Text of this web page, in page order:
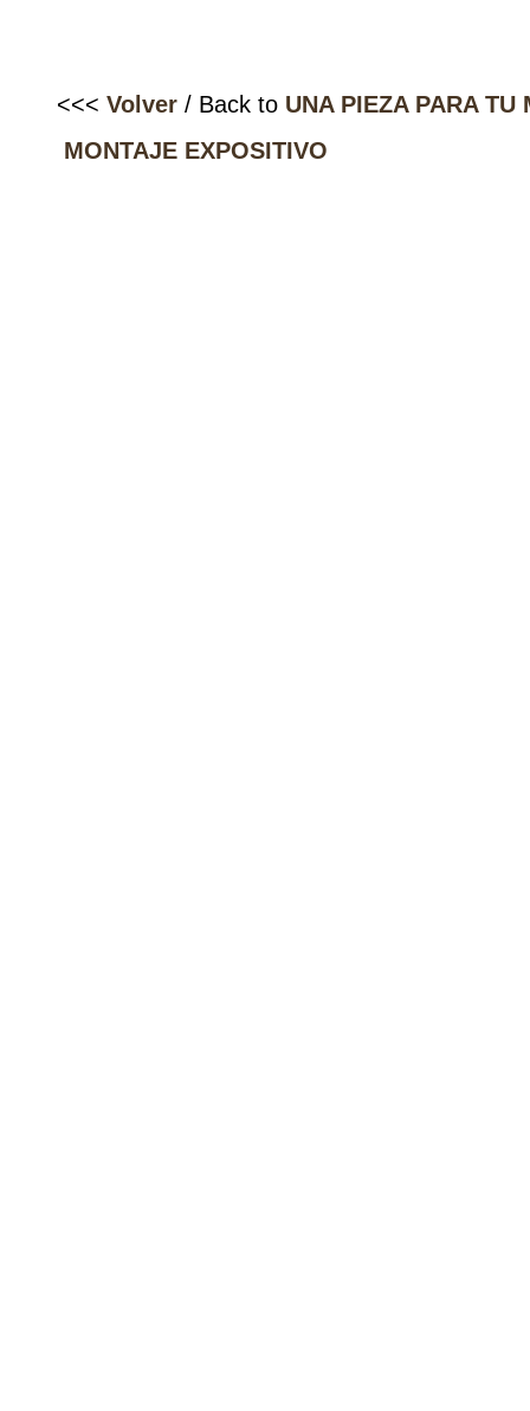
<<< Volver/ Back to UNA PIEZA PARA TU
MONTAJE EXPOSITIVO